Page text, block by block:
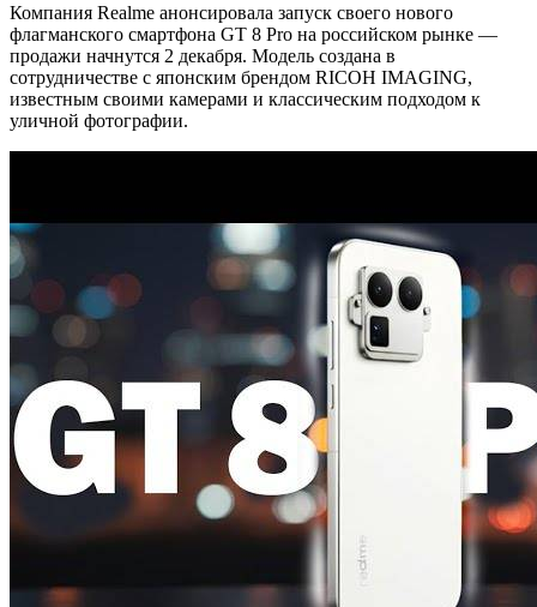
Компания Realme анонсировала запуск своего нового
флагманского смартфона GT 8 Pro на российском рынке —
продажи начнутся 2 декабря. Модель создана в
сотрудничестве с японским брендом RICOH IMAGING,
известным своими камерами и классическим подходом к
уличной фотографии.